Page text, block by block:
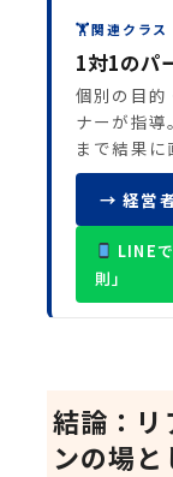
🏋関連クラス
1対1のパ
個別の目的
ナーが指
まで結果に
→ 経営
LINE
則」
結論：リ
ンの場